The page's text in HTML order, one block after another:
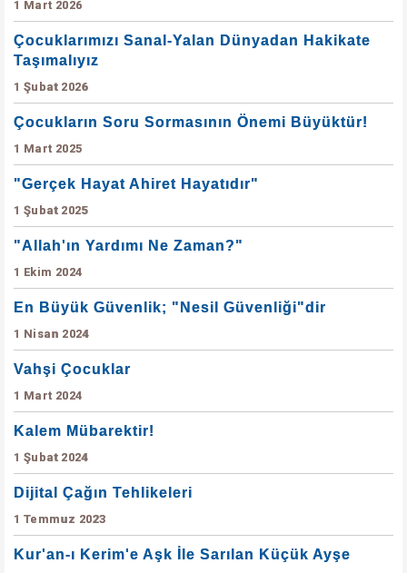
1 Mart 2026
Çocuklarımızı Sanal-Yalan Dünyadan Hakikate
Taşımalıyız
1 Şubat 2026
Çocukların Soru Sormasının Önemi Büyüktür!
1 Mart 2025
"Gerçek Hayat Ahiret Hayatıdır"
1 Şubat 2025
"Allah'ın Yardımı Ne Zaman?"
1 Ekim 2024
En Büyük Güvenlik; "Nesil Güvenliği"dir
1 Nisan 2024
Vahşi Çocuklar
1 Mart 2024
Kalem Mübarektir!
1 Şubat 2024
Dijital Çağın Tehlikeleri
1 Temmuz 2023
Kur'an-ı Kerim'e Aşk İle Sarılan Küçük Ayşe